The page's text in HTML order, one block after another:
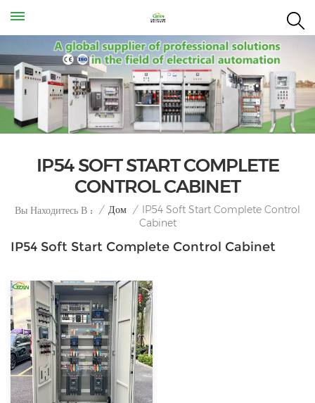
IP54 SOFT START COMPLETE
CONTROL CABINET
Вы Находитесь В : / Дом / IP54 Soft Start Complete Control
Cabinet
IP54 Soft Start Complete Control Cabinet